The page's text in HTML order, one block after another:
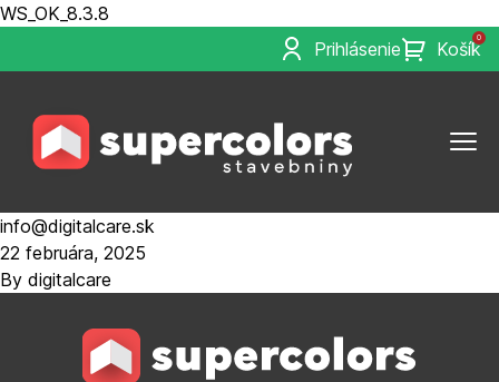
WS_OK_8.3.8
Prihlásenie
0
Košík
info@digitalcare.sk
22 februára, 2025
By digitalcare